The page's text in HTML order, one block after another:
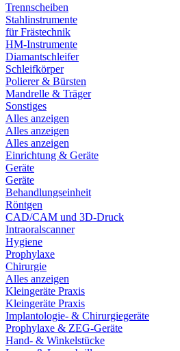
Trennscheiben
Stahlinstrumente
für Frästechnik
HM-Instrumente
Diamantschleifer
Schleifkörper
Polierer & Bürsten
Mandrelle & Träger
Sonstiges
Alles anzeigen
Alles anzeigen
Alles anzeigen
Einrichtung & Geräte
Geräte
Geräte
Behandlungseinheit
Röntgen
CAD/CAM und 3D-Druck
Intraoralscanner
Hygiene
Prophylaxe
Chirurgie
Alles anzeigen
Kleingeräte Praxis
Kleingeräte Praxis
Implantologie- & Chirurgiegeräte
Prophylaxe & ZEG-Geräte
Hand- & Winkelstücke